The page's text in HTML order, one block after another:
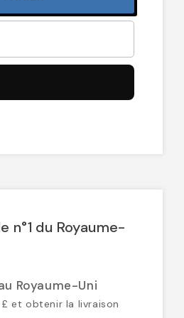
n°1 du Royaume-
Royaume-Uni
et obtenir la livraison